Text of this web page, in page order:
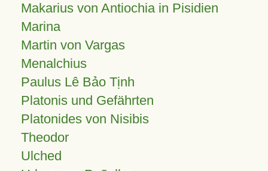
Makarius von Antiochia in Pisidien
Marina
Martin von Vargas
Menalchius
Paulus Lê Bảo Tịnh
Platonis und Gefährten
Platonides von Nisibis
Theodor
Ulched